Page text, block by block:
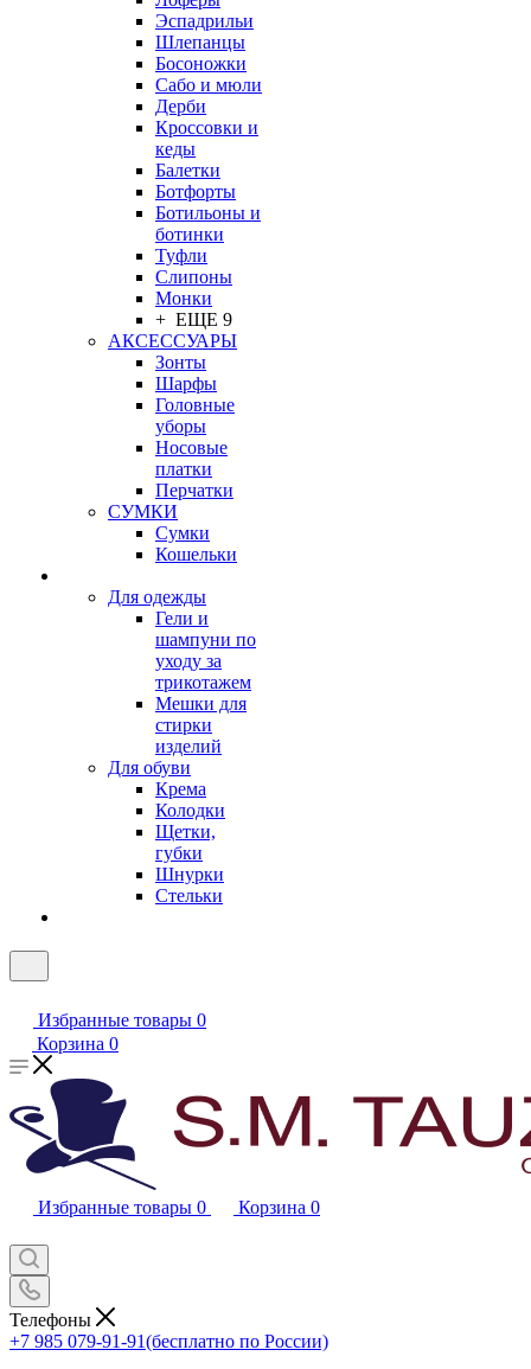
Эспадрильи
Шлепанцы
Босоножки
Сабо и мюли
Дерби
Кроссовки и
кеды
Балетки
Ботфорты
Ботильоны и
ботинки
Туфли
Слипоны
Монки
+ ЕЩЕ 9
АКСЕССУАРЫ
Зонты
Шарфы
Головные
уборы
Носовые
платки
Перчатки
СУМКИ
Сумки
Кошельки
Для одежды
Гели и
шампуни по
уходу за
трикотажем
Мешки для
стирки
изделий
Для обуви
Крема
Колодки
Щетки,
губки
Шнурки
Стельки
Избранные товары 0
Корзина 0
Избранные товары 0 Корзина 0
Телефоны
+7 985 079-91-91(бесплатно по России)